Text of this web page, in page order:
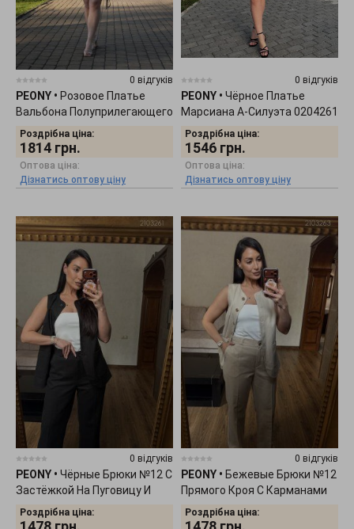
0 відгуків
PEONY • Розовое Платье
Вальбона Полуприлегающего
Кроя 2404262
Роздрібна ціна:
1814 грн.
Оптова ціна:
Дізнатись оптову ціну
0 відгуків
PEONY • Чёрное Платье
Марсиана А-Силуэта 0204261
Роздрібна ціна:
1546 грн.
Оптова ціна:
Дізнатись оптову ціну
0 відгуків
PEONY • Чёрные Брюки №12 С
Застёжкой На Пуговицу И
Молнию 2103261
Роздрібна ціна:
0 відгуків
PEONY • Бежевые Брюки №12
Прямого Кроя С Карманами
2103263
Роздрібна ціна: